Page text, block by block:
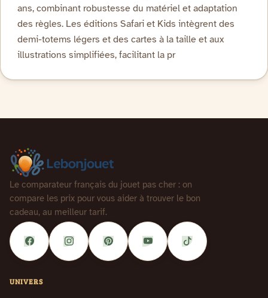
ans, combinant robustesse du matériel et adaptation
des règles. Les éditions Safari et Kids intègrent des
demi-totems légers et des cartes à la taille et aux
illustrations simplifiées, facilitant la pr
Le comparateur français du jouet pas cher : on
compare les prix pour vous aider à trouver le bon
cadeau, au meilleur tarif.
UNIVERS